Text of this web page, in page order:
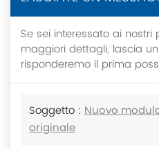
Se sei interessato ai
maggiori dettagli, lascia
risponderemo il prima
Soggetto : Nuovo
originale